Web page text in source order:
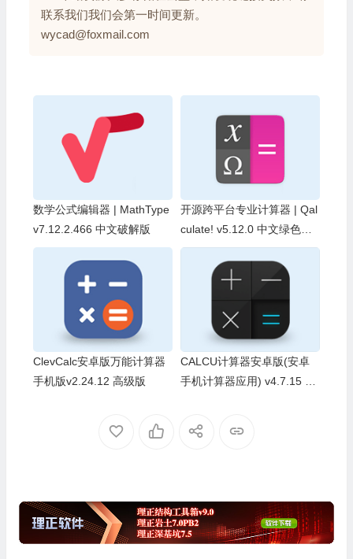
联系我们我们会第一时间更新。
wycad@foxmail.com
数学公式编辑器 | MathType
v7.12.2.466 中文破解版
开源跨平台专业计算器 | Qal
culate! v5.12.0 中文绿色便
携版
ClevCalc安卓版万能计算器
手机版v2.24.12 高级版
CALCU计算器安卓版(安卓
手机计算器应用) v4.7.15 付